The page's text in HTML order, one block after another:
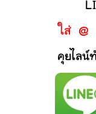
ใส่ @
คุยไลน์